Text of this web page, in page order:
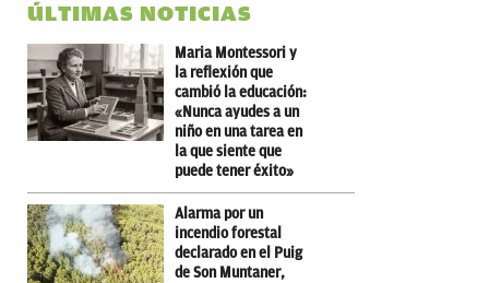
ÚLTIMAS NOTICIAS
Maria Montessori y
la reflexión que
cambió la educación:
«Nunca ayudes a un
niño en una tarea en
la que siente que
puede tener éxito»
Alarma por un
incendio forestal
declarado en el Puig
de Son Muntaner,